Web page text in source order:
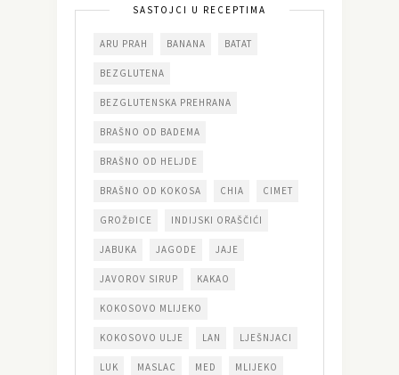
SASTOJCI U RECEPTIMA
ARU PRAH BANANA BATAT
BEZGLUTENA
BEZGLUTENSKA PREHRANA
BRAŠNO OD BADEMA
BRAŠNO OD HELJDE
BRAŠNO OD KOKOSA CHIA CIMET
GROŽĐICE INDIJSKI ORAŠČIĆI
JABUKA JAGODE JAJE
JAVOROV SIRUP KAKAO
KOKOSOVO MLIJEKO
KOKOSOVO ULJE LAN LJEŠNJACI
LUK MASLAC MED MLIJEKO